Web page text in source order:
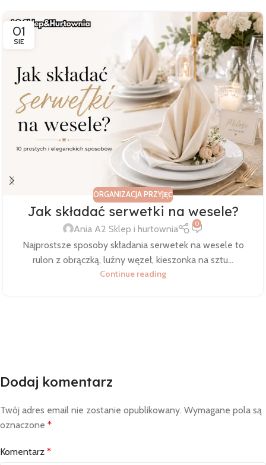
01
SIE
ORGANIZACJA PRZYJĘĆ
Jak składać serwetki na wesele?
Ania A2 Sklep i hurtownia 0
Najprostsze sposoby składania serwetek na wesele to
rulon z obrączką, luźny węzeł, kieszonka na sztu...
Continue reading
Dodaj komentarz
Twój adres email nie zostanie opublikowany. Wymagane pola są
oznaczone *
Komentarz *